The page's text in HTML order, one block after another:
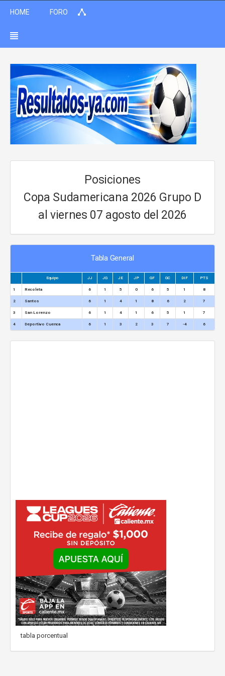
HOME FORO
Posiciones
Copa Sudamericana 2026 Grupo D
al viernes 07 agosto del 2026
Tabla General
Equipo JJ JG JE JP GF GC DIF PTS
1 Recoleta 6 1 5 0 6 5 1 8
2 Santos 6 1 4 1 8 6 2 7
3 San Lorenzo 6 1 4 1 6 5 1 7
4 Deportivo Cuenca 6 1 3 2 3 7 -4 6
tabla porcentual